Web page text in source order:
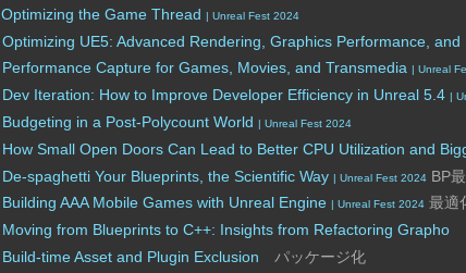
Optimizing the Game Thread | Unreal Fest 2024
Optimizing UE5: Advanced Rendering, Graphics Performance,
Performance Capture for Games, Movies, and Transmedia | Unreal
Dev Iteration: How to Improve Developer Efficiency in Unreal 5.4 |
Budgeting in a Post-Polycount World | Unreal Fest 2024
How Small Open Doors Can Lead to Better CPU Utilization and
De-spaghetti Your Blueprints, the Scientific Way | Unreal Fest 2024BP
Building AAA Mobile Games with Unreal Engine | Unreal Fest 2024最適
Moving from Blueprints to C++: Insights from Refactoring Grapho
Build-time Asset and Plugin Exclusion パッケージ化